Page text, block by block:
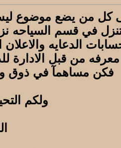
الى كل من يضع
تنزل في قسم
الدعايه
من قبل الادارة
فكن مساهمآ في ذوق
ولكم